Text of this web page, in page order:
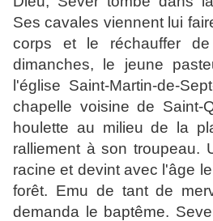
Ses cavales viennent lui
corps et le réchauffer
dimanches, le jeune
l'église Saint-Martin-de-
chapelle voisine de Saint-
houlette au milieu de la
ralliement à son troupeau.
racine et devint avec l'âge
forêt. Emu de tant de
demanda le baptême.